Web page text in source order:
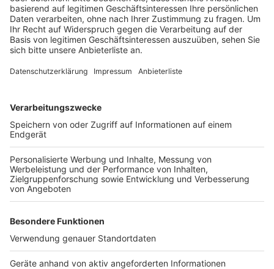
Einblicke in Tore, Höfe, Kirchenportale, Werksgelände
und Bunker bekommen. Gleiches gilt morgen auch für
den Rhein-Erft-Kreis – dann kann man zum Beispiel mal
einen Blick ins Pianomuseum Haus Eller in Bergheim-
Ahe werfen. Außerdem mit dabei sind die Abtei
in Hürth. In Brühl – wo es ja ohnehin schon die
Welterbe-Schlösser gibt – stellt man diesmal Brühls
Verbindung zur Braunkohle in den Mittelpunkt.
Anzeige
Anzeige